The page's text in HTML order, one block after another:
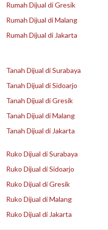
Rumah Dijual di Gresik
Rumah Dijual di Malang
Rumah Dijual di Jakarta
Tanah Dijual di Surabaya
Tanah Dijual di Sidoarjo
Tanah Dijual di Gresik
Tanah Dijual di Malang
Tanah Dijual di Jakarta
Ruko Dijual di Surabaya
Ruko Dijual di Sidoarjo
Ruko Dijual di Gresik
Ruko Dijual di Malang
Ruko Dijual di Jakarta